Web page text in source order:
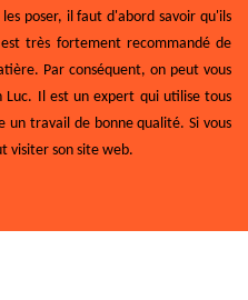
poser, il faut d'abord savoir qu'ils
très fortement recommandé de
Par conséquent, on peut vous
Luc. Il est un expert qui utilise tous
un travail de bonne qualité. Si vous
visiter son site web.